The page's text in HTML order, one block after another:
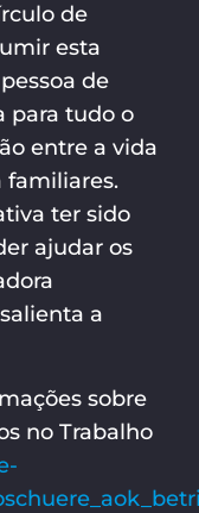
de
esta
de
para tudo o
entre a vida
familiares.
ter sido
ajudar os
a
sobre
no Trabalho